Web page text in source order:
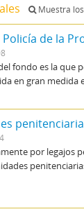
Muestra
de la
fondo es la que
en gran medida
por legajos